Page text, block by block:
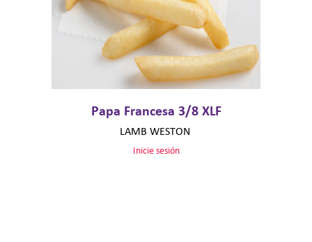
Papa Francesa 3/8 XLF
LAMB WESTON
Inicie sesión